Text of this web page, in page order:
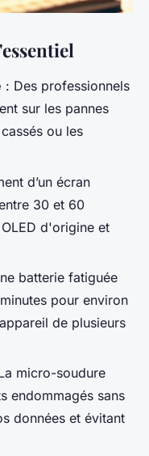
: Des professionnels
sur les pannes
ou les
d’un écran
30 et 60
d'origine et
batterie fatiguée
pour environ
de plusieurs
micro-soudure
endommagés sans
données et évitant